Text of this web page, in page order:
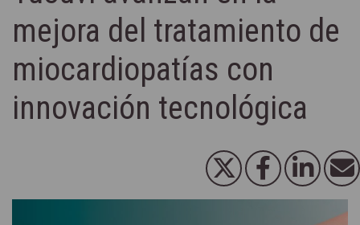
mejora del tratamiento de
miocardiopatías con
innovación tecnológica